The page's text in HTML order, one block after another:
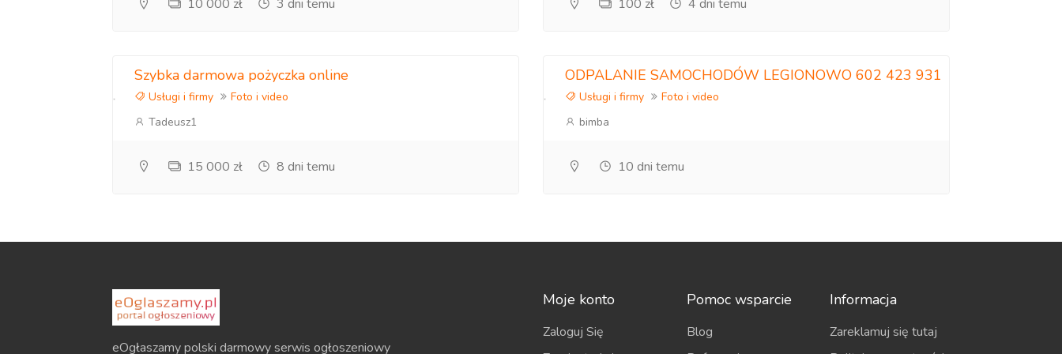
10 000 zł 3 dni temu 100 zł 4 dni temu
Szybka darmowa pożyczka online
Usługi i firmy
Foto i video
Tadeusz1
15 000 zł 8 dni temu
ODPALANIE SAMOCHODÓW LEGIONOWO 602 423 931
Usługi i firmy
Foto i video
bimba
10 dni temu
eOgłaszamy polski darmowy serwis ogłoszeniowy
Moje konto
Zaloguj Się
Pomoc wsparcie
Blog
Informacja
Zareklamuj się tutaj